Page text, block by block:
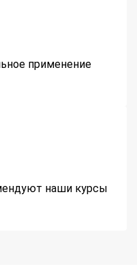
применение
наши курсы